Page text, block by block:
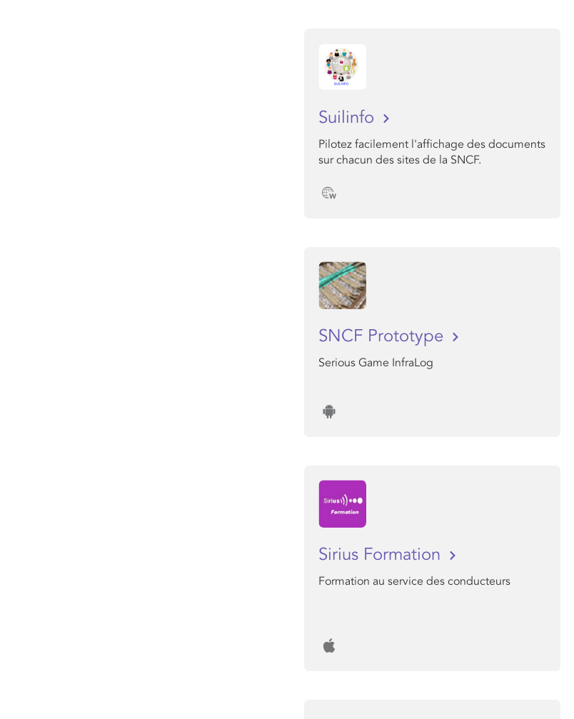
Suilinfo
Pilotez facilement l'affichage des documents
sur chacun des sites de la SNCF.
SNCF Prototype
Serious Game InfraLog
Sirius Formation
Formation au service des conducteurs